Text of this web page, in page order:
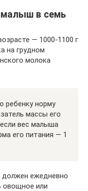
в семь
— 1000-1100 г
на грудном
молока
ребенку норму
массы его
вес малыша
его питания — 1
должен ежедневно
овощное или